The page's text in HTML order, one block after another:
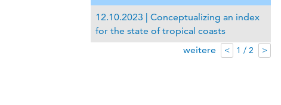
12.10.2023 | Conceptualizing an index
for the state of tropical coasts
weitere
< 1 / 2 >